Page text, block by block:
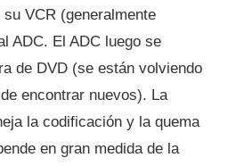
VCR (generalmente
ADC. El ADC luego se
de DVD (se están volviendo
encontrar nuevos). La
la codificación y la quema
en gran medida de la